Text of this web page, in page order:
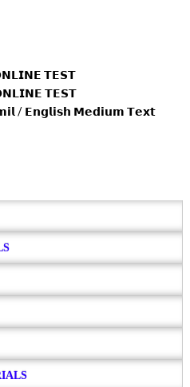
𝗧𝗘𝗦𝗧
𝗧𝗘𝗦𝗧
/ 𝗘𝗻𝗴𝗹𝗶𝘀𝗵 𝗠𝗲𝗱𝗶𝘂𝗺 𝗧𝗲𝘅𝘁